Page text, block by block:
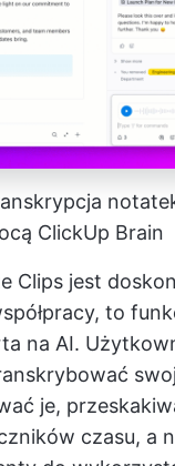
ClickUp Brain
Clips jest
to
na AI.
je,
czasu, a